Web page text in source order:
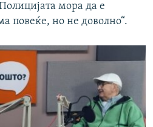
мора да е
повеќе, но не доволно“.